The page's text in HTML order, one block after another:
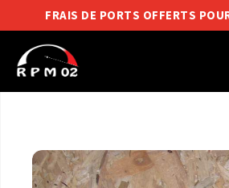
FRAIS DE PORTS OFFERTS